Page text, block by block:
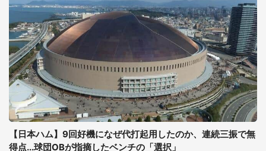
【日本ハム】9回好機になぜ代打起用したのか、連続三振で無
得点...球団OBが指摘したベンチの「選択」